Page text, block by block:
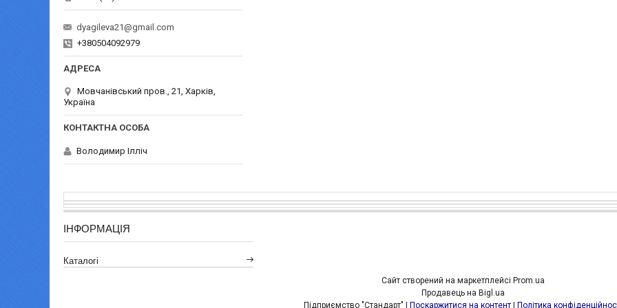
dyagileva21@gmail.com
+380504092979
Мовчанівський пров., 21, Харків,
Україна
Володимир Ілліч
ІНФОРМАЦІЯ
Каталогі
Сайт створений на маркетплейсі Prom.ua
Продавець на Bigl.ua
Підприємство "Стандарт" | Поскаржитися на контент | Політика